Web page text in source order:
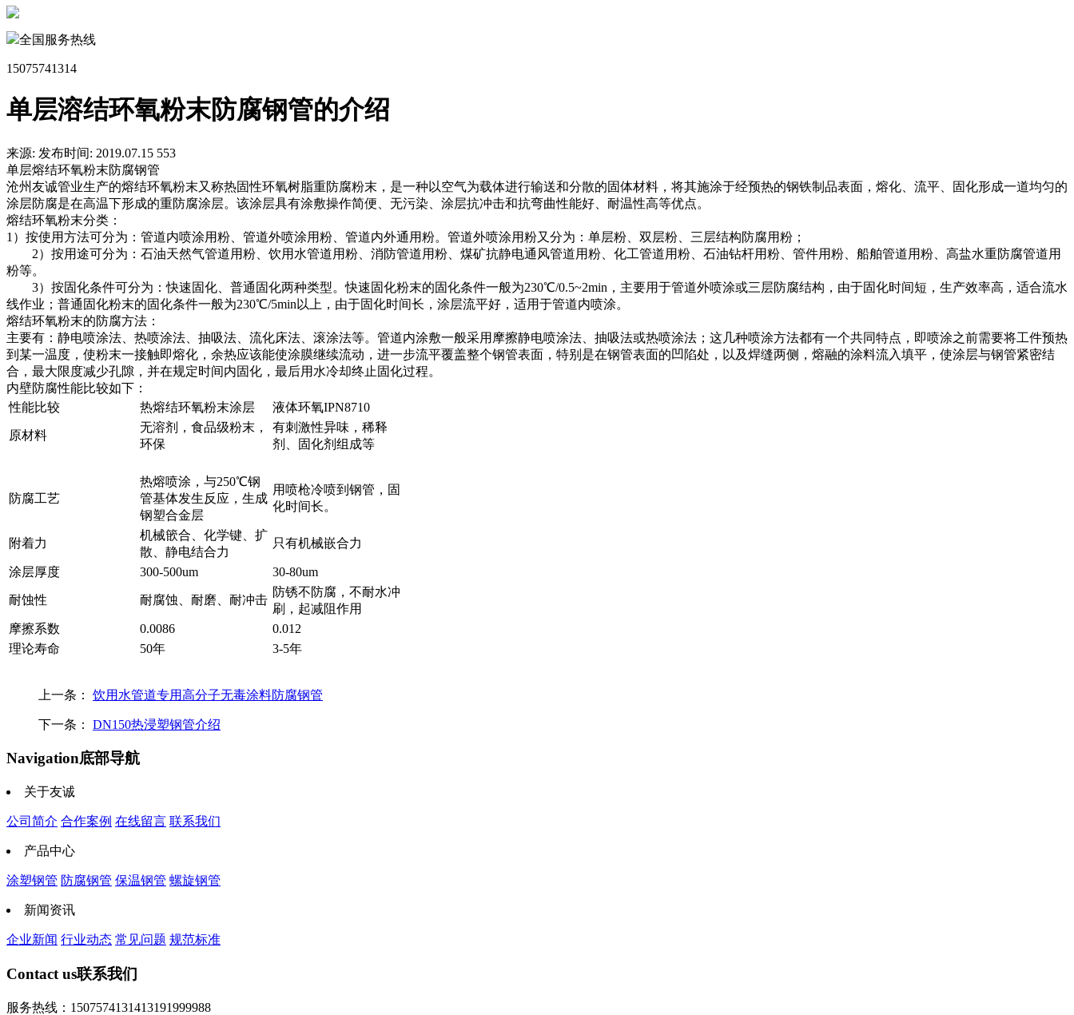
全国服务热线
15075741314
单层溶结环氧粉末防腐钢管的介绍
来源: 发布时间: 2019.07.15 553
单层熔结环氧粉末防腐钢管
沧州友诚管业生产的熔结环氧粉末又称热固性环氧树脂重防腐粉末，是一种以空气为载体进行输送和分散的固体材料，将其施涂于经预热的钢铁制品表面，熔化、流平、固化形成一道均匀的
涂层防腐是在高温下形成的重防腐涂层。该涂层具有涂敷操作简便、无污染、涂层抗冲击和抗弯曲性能好、耐温性高等优点。
熔结环氧粉末分类：
1）按使用方法可分为：管道内喷涂用粉、管道外喷涂用粉、管道内外通用粉。管道外喷涂用粉又分为：单层粉、双层粉、三层结构防腐用粉；
2）按用途可分为：石油天然气管道用粉、饮用水管道用粉、消防管道用粉、煤矿抗静电通风管道用粉、化工管道用粉、石油钻杆用粉、管件用粉、船舶管道用粉、高盐水重防腐管道用
粉等。
3）按固化条件可分为：快速固化、普通固化两种类型。快速固化粉末的固化条件一般为230℃/0.5~2min，主要用于管道外喷涂或三层防腐结构，由于固化时间短，生产效率高，适合流水
线作业；普通固化粉末的固化条件一般为230℃/5min以上，由于固化时间长，涂层流平好，适用于管道内喷涂。
熔结环氧粉末的防腐方法：
主要有：静电喷涂法、热喷涂法、抽吸法、流化床法、滚涂法等。管道内涂敷一般采用摩擦静电喷涂法、抽吸法或热喷涂法；这几种喷涂方法都有一个共同特点，即喷涂之前需要将工件预热
到某一温度，使粉末一接触即熔化，余热应该能使涂膜继续流动，进一步流平覆盖整个钢管表面，特别是在钢管表面的凹陷处，以及焊缝两侧，熔融的涂料流入填平，使涂层与钢管紧密结
合，最大限度减少孔隙，并在规定时间内固化，最后用水冷却终止固化过程。
内壁防腐性能比较如下：
性能比较
热熔结环氧粉末涂层 液体环氧IPN8710
原材料
无溶剂，食品级粉末，
环保
有刺激性异味，稀释
剂、固化剂组成等
防腐工艺
热熔喷涂，与250℃钢
管基体发生反应，生成
钢塑合金层
用喷枪冷喷到钢管，固
化时间长。
附着力
机械篏合、化学键、扩
散、静电结合力
只有机械嵌合力
涂层厚度 300-500um 30-80um
耐蚀性 耐腐蚀、耐磨、耐冲击
防锈不防腐，不耐水冲
刷，起减阻作用
摩擦系数
0.0086
0.012
理论寿命
50年 3-5年
上一条： 饮用水管道专用高分子无毒涂料防腐钢管
下一条： DN150热浸塑钢管介绍
Navigation底部导航
关于友诚
公司简介 合作案例 在线留言 联系我们
产品中心
涂塑钢管 防腐钢管 保温钢管 螺旋钢管
新闻资讯
企业新闻 行业动态 常见问题 规范标准
Contact us联系我们
服务热线：1507574131413191999988